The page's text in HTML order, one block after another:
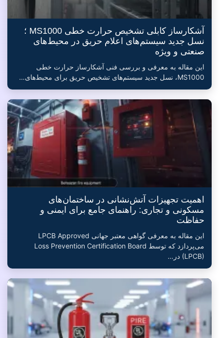
آشکارساز کابلی تشخیص حرارت خطی MS1000 ؛
نسل جدید سیستم‌های اعلام حریق در محیط‌های
صنعتی و ویژه
این مقاله به معرفی و بررسی فنی آشکارساز حرارت خطی
MS1000، نسل جدید سیستم‌های تشخیص حریق برای محیط‌های…
اهمیت تجهیزات آتش‌نشانی در ساختمان‌های
مسکونی و تجاری: راهنمای جامع برای ایمنی و
حفاظت
این مقاله به معرفی گواهی معتبر جهانی LPCB Approved
می‌پردازد که توسط Loss Prevention Certification Board
(LPCB) در…